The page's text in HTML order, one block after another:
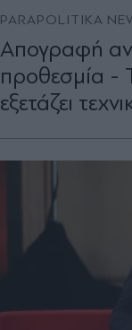
PARAPOLITIKA
Απογραφή
προθεσμία -
εξετάζει